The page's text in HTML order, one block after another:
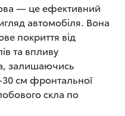
— це ефективний
автомобіля. Вона
покриття від
та впливу
залишаючись
30 см фронтальної
скла по